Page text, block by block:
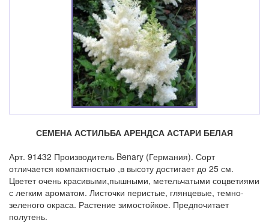
СЕМЕНА АСТИЛЬБА АРЕНДСА АСТАРИ БЕЛАЯ
Арт. 91432 Производитель Benary (Германия). Сорт
отличается компактностью ,в высоту достигает до 25 см.
Цветет очень красивыми,пышными, метельчатыми соцветиями
с легким ароматом. Листочки перистые, глянцевые, темно-
зеленого окраса. Растение зимостойкое. Предпочитает
полутень.